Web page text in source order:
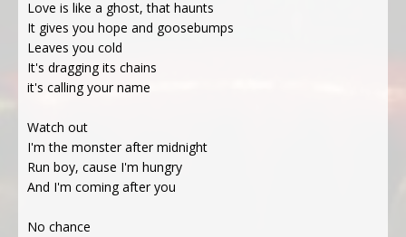
Love is like a ghost, that haunts
It gives you hope and goosebumps
Leaves you cold
It's dragging its chains
it's calling your name
Watch out
I'm the monster after midnight
Run boy, cause I'm hungry
And I'm coming after you
No chance